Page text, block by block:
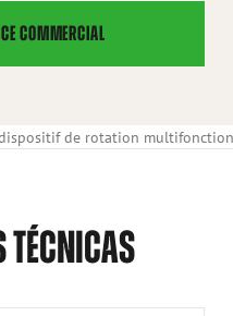
COMMERCIAL
de rotation multifonction
TÉCNICAS